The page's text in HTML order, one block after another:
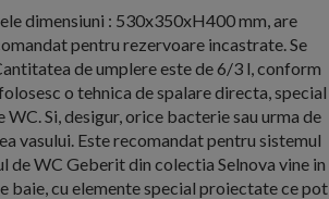
dimensiuni : 530x350xH400 mm, are
pentru rezervoare incastrate. Se
de umplere este de 6/3 l, conform
o tehnica de spalare directa, special
Si, desigur, orice bacterie sau urma de
vasului. Este recomandat pentru sistemul
de WC Geberit din colectia Selnova vine in
baie, cu elemente special proiectate ce pot